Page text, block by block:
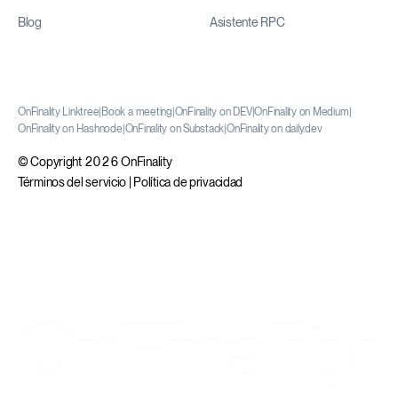
Blog Asistente RPC
OnFinality Linktree Book a meeting OnFinality on DEV|OnFinality on Medium
OnFinality on Hashnode OnFinality on Substack OnFinality on daily.dev
© Copyright 2026 OnFinality
Términos del servicio
Política de privacidad